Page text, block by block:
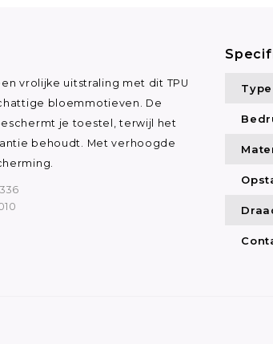
vrolijke uitstraling met dit TPU
bloemmotieven. De
je toestel, terwijl het
behoudt. Met verhoogde